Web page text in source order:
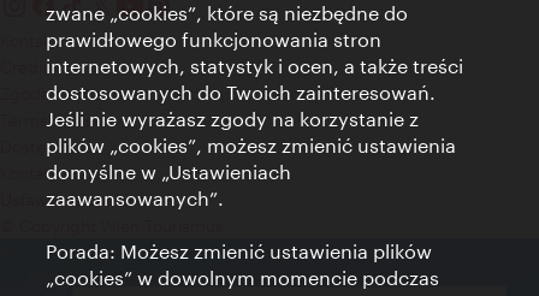
Kontakt
Credits
Zgoda na przetwarzanie danych osobowych
Terms of Use
Dostępność
Kontakt prasowy
Ustawienia cookies
zwane „cookies”, które są niezbędne do
prawidłowego funkcjonowania stron
internetowych, statystyk i ocen, a także treści
dostosowanych do Twoich zainteresowań.
Jeśli nie wyrażasz zgody na korzystanie z
plików „cookies”, możesz zmienić ustawienia
domyślne w „Ustawieniach
zaawansowanych”.
Porada: Możesz zmienić ustawienia plików
„cookies” w dowolnym momencie podczas